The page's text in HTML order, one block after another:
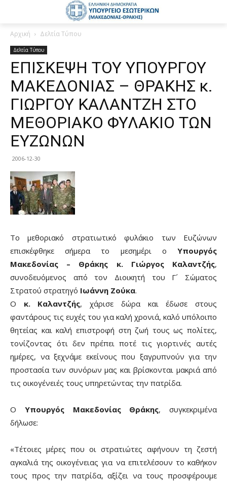
Αρχική Δελτία Τύπου
Δελτία Τύπου
ΕΠΙΣΚΕΨΗ ΤΟΥ ΥΠΟΥΡΓΟΥ
ΜΑΚΕΔΟΝΙΑΣ – ΘΡΑΚΗΣ κ.
ΓΙΩΡΓΟΥ ΚΑΛΑΝΤΖΗ ΣΤΟ
ΜΕΘΟΡΙΑΚΟ ΦΥΛΑΚΙΟ ΤΩΝ
ΕΥΖΩΝΩΝ
2006-12-30
Το μεθοριακό στρατιωτικό φυλάκιο των Ευζώνων
επισκέφθηκε σήμερα το μεσημέρι ο Υπουργός
Μακεδονίας – Θράκης κ. Γιώργος Καλαντζής,
συνοδευόμενος από τον Διοικητή του Γ´ Σώματος
Στρατού στρατηγό Ιωάννη Ζούκα.
Ο κ. Καλαντζής, χάρισε δώρα και έδωσε στους
φαντάρους τις ευχές του για καλή χρονιά, καλό υπόλοιπο
θητείας και καλή επιστροφή στη ζωή τους ως πολίτες,
τονίζοντας ότι δεν πρέπει ποτέ τις γιορτινές αυτές
ημέρες, να ξεχνάμε εκείνους που ξαγρυπνούν για την
προστασία των συνόρων μας και βρίσκονται μακριά από
τις οικογένειές τους υπηρετώντας την πατρίδα.
Ο Υπουργός Μακεδονίας Θράκης, συγκεκριμένα
δήλωσε:
«Τέτοιες μέρες που οι στρατιώτες αφήνουν τη ζεστή
αγκαλιά της οικογένειας για να επιτελέσουν το καθήκον
τους προς την πατρίδα, αξίζει να τους προσφέρουμε